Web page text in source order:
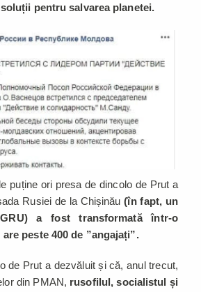
pentru salvarea planetei.
puține ori presa de dincolo de Prut a
Rusiei de la Chișinău(în fapt, un
a fost transformată într-o
peste 400 de ”angajați”.
de Prut a dezvăluit și că, anul trecut,
din PMAN, rusofilul, socialistul și